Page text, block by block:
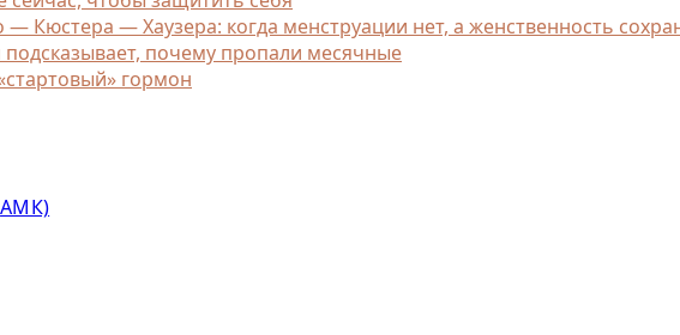
Кюстера — Хаузера: когда менструации нет, а женственность
почему пропали месячные
гормон